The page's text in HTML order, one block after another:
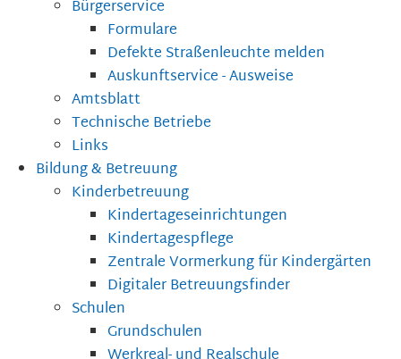
Bürgerservice
Formulare
Defekte Straßenleuchte melden
Auskunftservice - Ausweise
Amtsblatt
Technische Betriebe
Links
Bildung & Betreuung
Kinderbetreuung
Kindertageseinrichtungen
Kindertagespflege
Zentrale Vormerkung für Kindergärten
Digitaler Betreuungsfinder
Schulen
Grundschulen